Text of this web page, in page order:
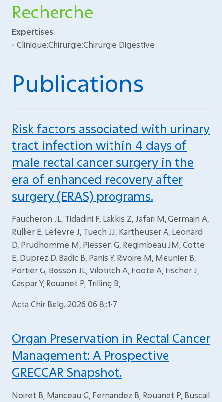
Recherche
Expertises :
- Clinique:Chirurgie:Chirurgie Digestive
Publications
Risk factors associated with urinary
tract infection within 4 days of
male rectal cancer surgery in the
era of enhanced recovery after
surgery (ERAS) programs.
Faucheron JL, Tidadini F, Lakkis Z, Jafari M, Germain A,
Rullier E, Lefevre J, Tuech JJ, Kartheuser A, Leonard
D, Prudhomme M, Piessen G, Regimbeau JM, Cotte
E, Duprez D, Badic B, Panis Y, Rivoire M, Meunier B,
Portier G, Bosson JL, Vilotitch A, Foote A, Fischer J,
Caspar Y, Rouanet P, Trilling B,
Acta Chir Belg. 2026 06 8;:1-7
Organ Preservation in Rectal Cancer
Management: A Prospective
GRECCAR Snapshot.
Noiret B, Manceau G, Fernandez B, Rouanet P, Buscail